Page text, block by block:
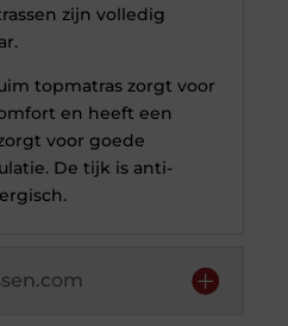
zijn volledig
topmatras zorgt voor
en heeft een
voor goede
De tijk is anti-